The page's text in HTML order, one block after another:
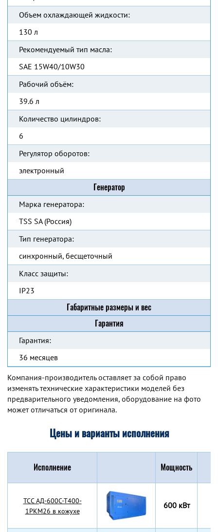
Объем охлаждающей жидкости:
130 л
Рекомендуемый тип масла:
SAE 15W40/10W30
Рабочий объём:
39.6 л
Количество цилиндров:
6
Регулятор оборотов:
электронный
Генератор
Марка генератора:
TSS SA (Россия)
Тип генератора:
синхронный, бесщеточный
Класс защиты:
IP23
Габаритные размеры и вес
Гарантия
Гарантия:
36 месяцев
Компания-производитель оставляет за собой право
изменять технические характеристики моделей без
предварительного уведомления, оборудование на фото
может отличаться от оригинала.
Цены и варианты исполнения
Исполнение Мощность
TCC АД-600С-Т400-
1РКМ26 в кожухе
600 кВт